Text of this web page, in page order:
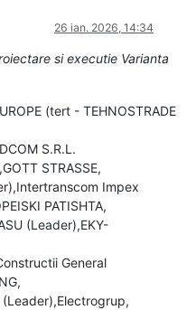
26 ian. 2026, 14:34
si executie Varianta
(tert - TEHNOSTRADE
S.R.L.
STRASSE,
Impex
PATISHTA,
(Leader),EKY-
General